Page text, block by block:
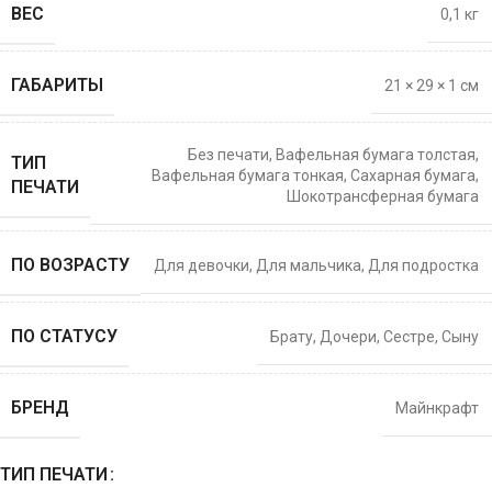
ВЕС 0,1 кг
ГАБАРИТЫ 21 × 29 × 1 см
ТИП
ПЕЧАТИ
Без печати, Вафельная бумага толстая,
Вафельная бумага тонкая, Сахарная бумага,
Шокотрансферная бумага
ПО ВОЗРАСТУ Для девочки, Для мальчика, Для подростка
ПО СТАТУСУ Брату, Дочери, Сестре, Сыну
БРЕНД Майнкрафт
ТИП ПЕЧАТИ